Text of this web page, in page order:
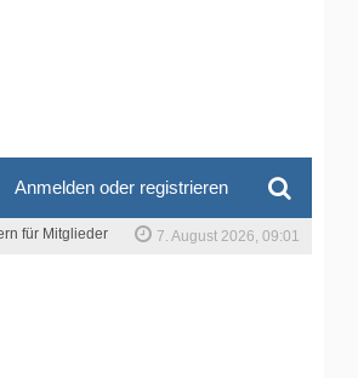
Anmelden oder registrieren
für Mitglieder 7. August 2026, 09:01